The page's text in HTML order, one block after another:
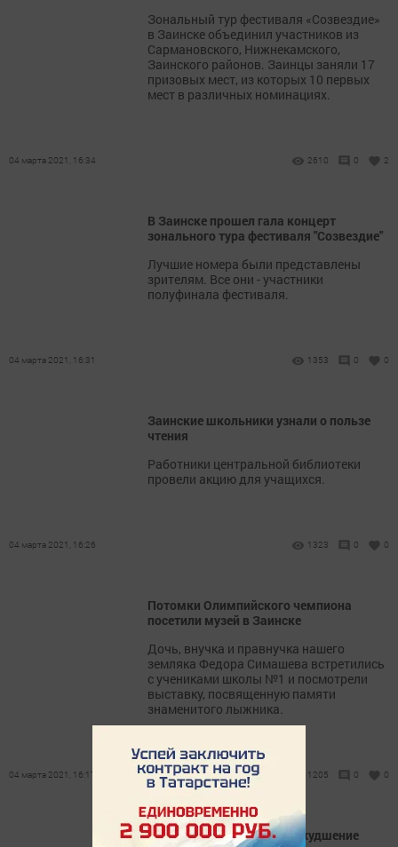
Зональный тур фестиваля «Созвездие»
в Заинске объединил участников из
Сармановского, Нижнекамского,
Заинского районов. Заинцы заняли 17
призовых мест, из которых 10 первых
мест в различных номинациях.
04 марта 2021, 16:34 2610 0 2
В Заинске прошел гала концерт
зонального тура фестиваля "Созвездие"
Лучшие номера были представлены
зрителям. Все они - участники
полуфинала фестиваля.
04 марта 2021, 16:31 1353 0 0
Заинские школьники узнали о пользе
чтения
Работники центральной библиотеки
провели акцию для учащихся.
04 марта 2021, 16:26 1323 0 0
Потомки Олимпийского чемпиона
посетили музей в Заинске
Дочь, внучка и правнучка нашего
земляка Федора Симашева встретились
с учениками школы №1 и посмотрели
выставку, посвященную памяти
знаменитого лыжника.
04 марта 2021, 16:17 1205 0 0
В Заинске прогнозируют ухудшение